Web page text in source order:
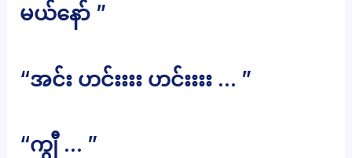
မယ်နော် ”
“အင်း ဟင်းးးး ဟင်းးးး … ”
“ကျွီ … ”